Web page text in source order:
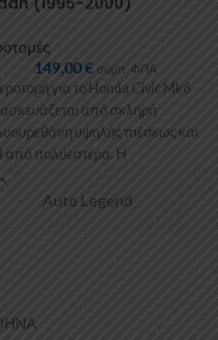
149,00€ συμπ. ΦΠΑ
για το Honda Civic Mk6
από σκληρή
υψηλής πιέσεως και
από πολυεστέρα. Η
είναι
Auto Legend